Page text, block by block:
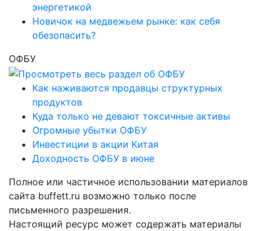
энергетикой
Новичок на медвежьем рынке: как себя
обезопасить?
ОФБУ
Как наживаются продавцы структурных
продуктов
Куда только не девают токсичные активы
Огромные убытки ОФБУ
Инвестиции в акции Китая
Доходность ОФБУ в июне
Полное или частичное использовании материалов
сайта buffett.ru возможно только после
письменного разрешения.
Настоящий ресурс может содержать материалы